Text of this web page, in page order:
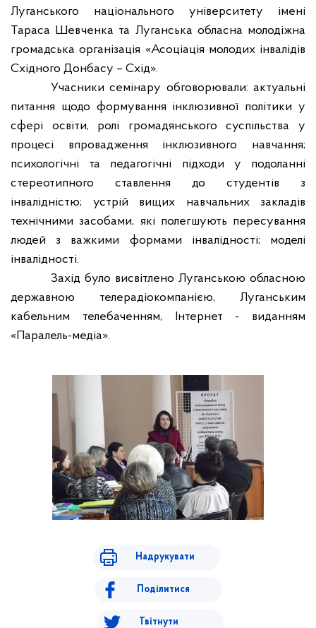
Луганського національного університету імені
Тараса Шевченка та Луганська обласна молодіжна
громадська організація «Асоціація молодих інвалідів
Східного Донбасу – Схід».
Учасники семінару обговорювали: актуальні
питання щодо формування інклюзивної політики у
сфері освіти, ролі громадянського суспільства у
процесі впровадження інклюзивного навчання;
психологічні та педагогічні підходи у подоланні
стереотипного ставлення до студентів з
інвалідністю; устрій вищих навчальних закладів
технічними засобами, які полегшують пересування
людей з важкими формами інвалідності; моделі
інвалідності.
Захід було висвітлено Луганською обласною
державною телерадіокомпанією, Луганським
кабельним телебаченням, Інтернет - виданням
«Паралель-медіа».
Надрукувати
Поділитися
Твітнути